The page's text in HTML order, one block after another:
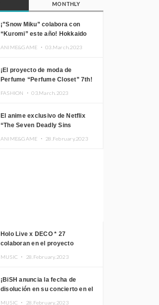
MONTHLY
¡”Snow Miku” colabora con
“Kuromi” este año! Hokkaido
ANIME&GAME ・03.March.2023
¡El proyecto de moda de
Perfume “Perfume Closet” 7th!
FASHION ・03.March.2023
El anime exclusivo de Netflix
“The Seven Deadly Sins
ANIME&GAME ・ 28.February.2023
Holo Live x DECO * 27
colaboran en el proyecto
MUSIC ・ 28.February.2023
¡BiSH anuncia la fecha de
disolución en su concierto en el
MUSIC ・ 28.February.2023